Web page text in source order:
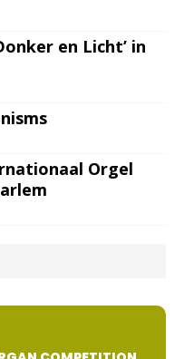
en Licht’ in
Orgel